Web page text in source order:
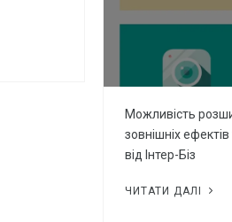
Можливість
зовнішніх
від Інтер-Біз
ЧИТАТИ ДАЛІ